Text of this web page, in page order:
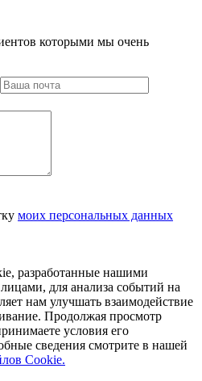
которыми мы очень
моих персональных данных
разработанные нашими
для анализа событий на
нам улучшать взаимодействие
Продолжая просмотр
условия его
сведения смотрите в нашей
Cookie.